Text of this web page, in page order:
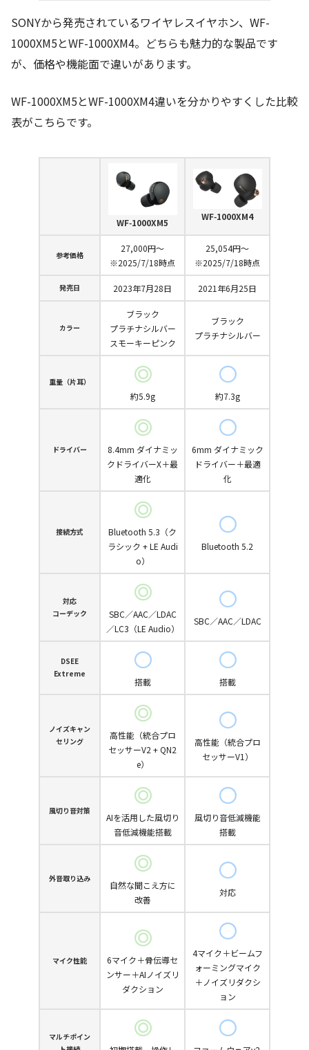
SONYから発売されているワイヤレスイヤホン、WF-
1000XM5とWF-1000XM4。どちらも魅力的な製品です
が、価格や機能面で違いがあります。
WF-1000XM5とWF-1000XM4違いを分かりやすくした比較
表がこちらです。
WF‑1000XM5
WF‑1000XM4
参考価格
27,000円～
※2025/7/18時点
25,054円～
※2025/7/18時点
発売日 2023年7月28日 2021年6月25日
カラー
ブラック
プラチナシルバー
スモーキーピンク
ブラック
プラチナシルバー
重量（片耳）
約5.9g 約7.3g
ドライバー
8.4mm ダイナミッ
クドライバーX＋最
適化
6mm ダイナミック
ドライバー＋最適
化
接続方式
Bluetooth 5.3（ク
ラシック + LE Audi
o）
Bluetooth 5.2
対応
コーデック
SBC／AAC／LDAC
／LC3（LE Audio）
SBC／AAC／LDAC
DSEE
Extreme
搭載 搭載
ノイズキャン
セリング
高性能（統合プロ
セッサーV2 + QN2
e）
高性能（統合プロ
セッサーV1）
風切り音対策
AIを活用した風切り
音低減機能搭載
風切り音低減機能
搭載
外音取り込み
自然な聞こえ方に
改善
対応
マイク性能
6マイク＋骨伝導セ
ンサー＋AIノイズリ
ダクション
4マイク＋ビームフ
ォーミングマイク
＋ノイズリダクシ
ョン
マルチポイン